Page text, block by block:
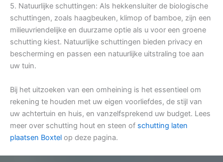
5. Natuurlijke schuttingen: Als hekkensluiter de biologische
schuttingen, zoals haagbeuken, klimop of bamboe, zijn een
milieuvriendelijke en duurzame optie als u voor een groene
schutting kiest. Natuurlijke schuttingen bieden privacy en
bescherming en passen een natuurlijke uitstraling toe aan
uw tuin.
Bij het uitzoeken van een omheining is het essentieel om
rekening te houden met uw eigen voorliefdes, de stijl van
uw achtertuin en huis, en vanzelfsprekend uw budget. Lees
meer over schutting hout en steen of schutting laten
plaatsen Boxtel op deze pagina.